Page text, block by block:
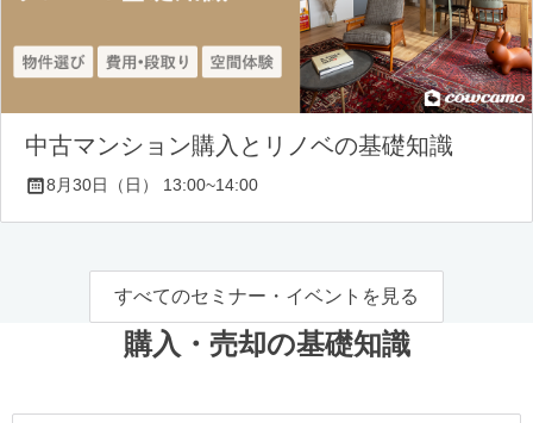
中古マンション購入とリノベの基礎知識
8月30日（日） 13:00~14:00
すべてのセミナー・イベントを見る
購入・売却の基礎知識